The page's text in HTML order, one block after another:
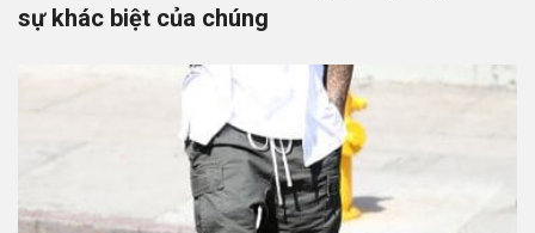
sự khác biệt của chúng